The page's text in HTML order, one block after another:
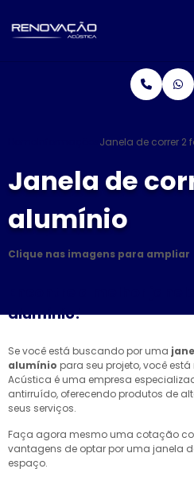
Janela de correr 2
Janela de
alumínio
Clique nas imagens para ampliar
alumínio!
Se você está buscando por uma
alumínio para seu projeto, você
Acústica é uma empresa
antirruído, oferecendo produtos de
seus serviços.
Faça agora mesmo uma cotação
vantagens de optar por uma janela
espaço.